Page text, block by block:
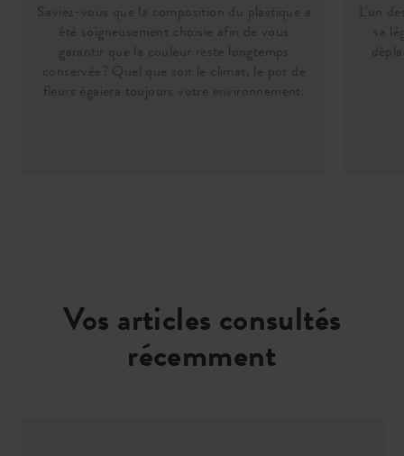
Saviez-vous que la composition du plastique a
été soigneusement choisie afin de vous
garantir que la couleur reste longtemps
conservée? Quel que soit le climat, le pot de
fleurs égaiera toujours votre environnement.
L'un
sa
Vos articles consultés
récemment